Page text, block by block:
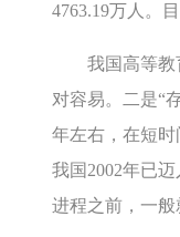
4763.19万人。
我国高等教育
对容易。二是“
年左右，在短
我国2002年已
进程之前，一